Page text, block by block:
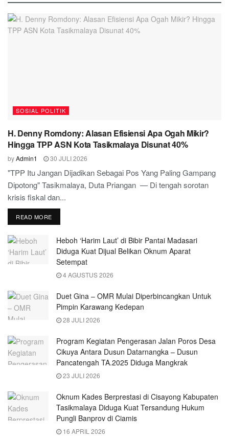
SOSIAL POLITIK
H. Denny Romdony: Alasan Efisiensi Apa Ogah Mikir?
Hingga TPP ASN Kota Tasikmalaya Disunat 40%
byAdmin1 30 JULI 2026
"TPP Itu Jangan Dijadikan Sebagai Pos Yang Paling Gampang
Dipotong" Tasikmalaya, Duta Priangan — Di tengah sorotan
krisis fiskal dan...
READ MORE
Heboh ‘Harim Laut’ di Bibir Pantai Madasari
Diduga Kuat Dijual Belikan Oknum Aparat
Setempat
4 AGUSTUS 2026
Duet Gina – OMR Mulai Diperbincangkan Untuk
Pimpin Karawang Kedepan
28 JULI 2026
Program Kegiatan Pengerasan Jalan Poros Desa
Cikuya Antara Dusun Datarnangka – Dusun
Pancatengah TA.2025 Diduga Mangkrak
23 JULI 2026
Oknum Kades Berprestasi di Cisayong Kabupaten
Tasikmalaya Diduga Kuat Tersandung Hukum
Pungli Banprov di Ciamis
16 APRIL 2026